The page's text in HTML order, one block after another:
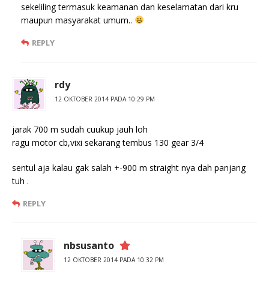
sekeliling termasuk keamanan dan keselamatan dari kru
maupun masyarakat umum..
REPLY
rdy
12 OKTOBER 2014 PADA 10:29 PM
jarak 700 m sudah cuukup jauh loh
ragu motor cb,vixi sekarang tembus 130 gear 3/4
sentul aja kalau gak salah +-900 m straight nya dah panjang
tuh .
REPLY
nbsusanto
12 OKTOBER 2014 PADA 10:32 PM